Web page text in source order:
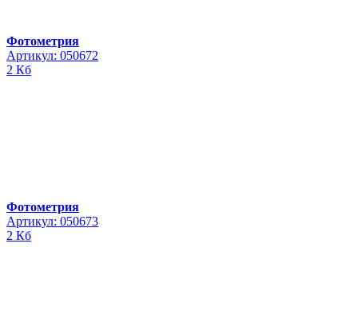
Фотометрия
Артикул: 050672
2 Кб
Фотометрия
Артикул: 050673
2 Кб